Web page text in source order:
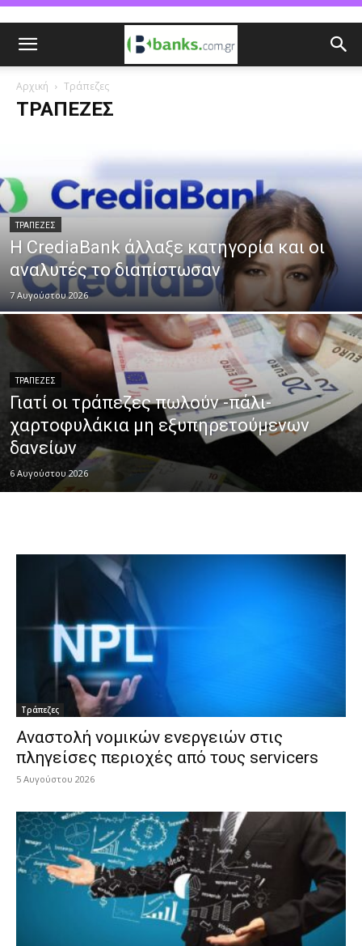
Αρχική Τράπεζες
ΤΡΆΠΕΖΕΣ
ΤΡΆΠΕΖΕΣ
Η CrediaBank άλλαξε κατηγορία και οι
αναλυτές το διαπίστωσαν
7 Αυγούστου 2026
ΤΡΆΠΕΖΕΣ
Γιατί οι τράπεζες πωλούν -πάλι-
χαρτοφυλάκια μη εξυπηρετούμενων
δανείων
6 Αυγούστου 2026
Τράπεζες
Αναστολή νομικών ενεργειών στις
πληγείσες περιοχές από τους servicers
5 Αυγούστου 2026